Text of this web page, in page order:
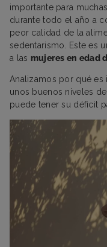
importante para
durante todo el año a
peor calidad de la
sedentarismo. Este es
a las mujeres en edad
Analizamos por qué es
unos buenos niveles
puede tener su déficit